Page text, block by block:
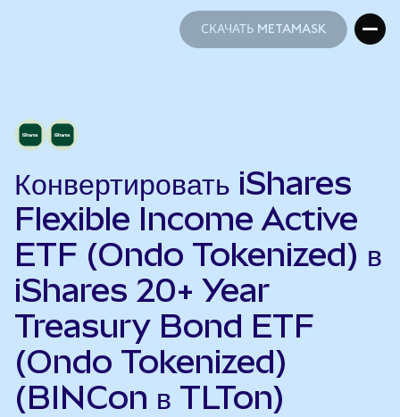
СКАЧАТЬ METAMASK
Конвертировать iShares
Flexible Income Active
ETF (Ondo Tokenized) в
iShares 20+ Year
Treasury Bond ETF
(Ondo Tokenized)
(BINCon в TLTon)